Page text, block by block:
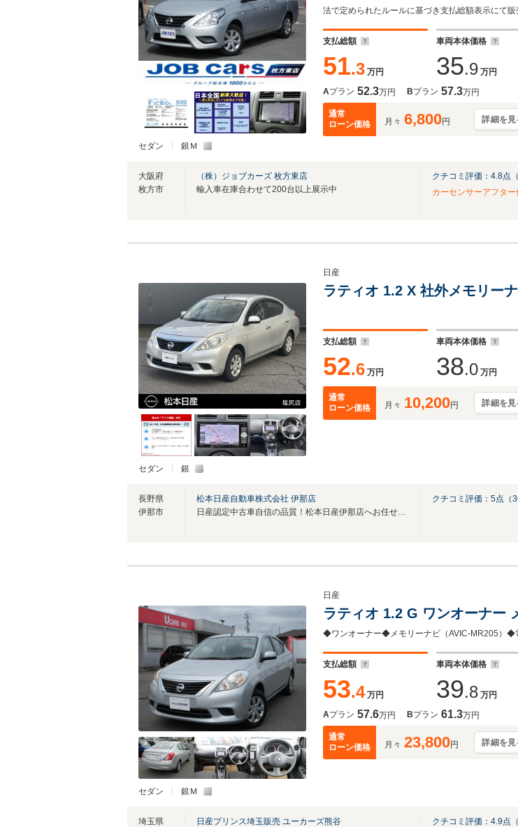
セダン 銀Ｍ
支払総額
51.3 万円
車両本体価格
35.9 万円
Aプラン 52.3万円 Bプラン 57.3万円
通常
ローン価格
月々 6,800円 詳細を見
大阪府
枚方市
（株）ジョブカーズ 枚方東店
輸入車在庫合わせて200台以上展示中
クチコミ評価： 4.8点（
カーセンサーアフタ
セダン 銀
日産
ラティオ 1.2 X 社外メモリ
支払総額
52.6 万円
車両本体価格
38.0 万円
通常
ローン価格
月々 10,200円 詳細を見
長野県
伊那市
松本日産自動車株式会社 伊那店
日産認定中古車自信の品質！松本日産伊那店へお任せください！
クチコミ評価： 5点（3
セダン 銀Ｍ
日産
ラティオ 1.2 G ワンオーナ
支払総額
53.4 万円
車両本体価格
39.8 万円
Aプラン 57.6万円 Bプラン 61.3万円
通常
ローン価格
月々 23,800円 詳細を見
埼玉県
日産プリンス埼玉販売 ユーカーズ熊谷
クチコミ評価： 4.9点（